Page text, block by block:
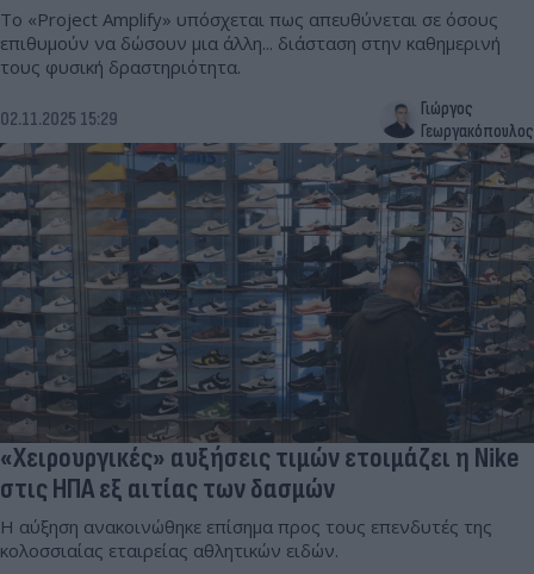
Το «Project Amplify» υπόσχεται πως απευθύνεται σε όσους
επιθυμούν να δώσουν μια άλλη... διάσταση στην καθημερινή
τους φυσική δραστηριότητα.
02.11.2025 15:29
Γιώργος
Γεωργακόπουλος
«Χειρουργικές» αυξήσεις τιμών ετοιμάζει η Nike
στις ΗΠΑ εξ αιτίας των δασμών
Η αύξηση ανακοινώθηκε επίσημα προς τους επενδυτές της
κολοσσιαίας εταιρείας αθλητικών ειδών.